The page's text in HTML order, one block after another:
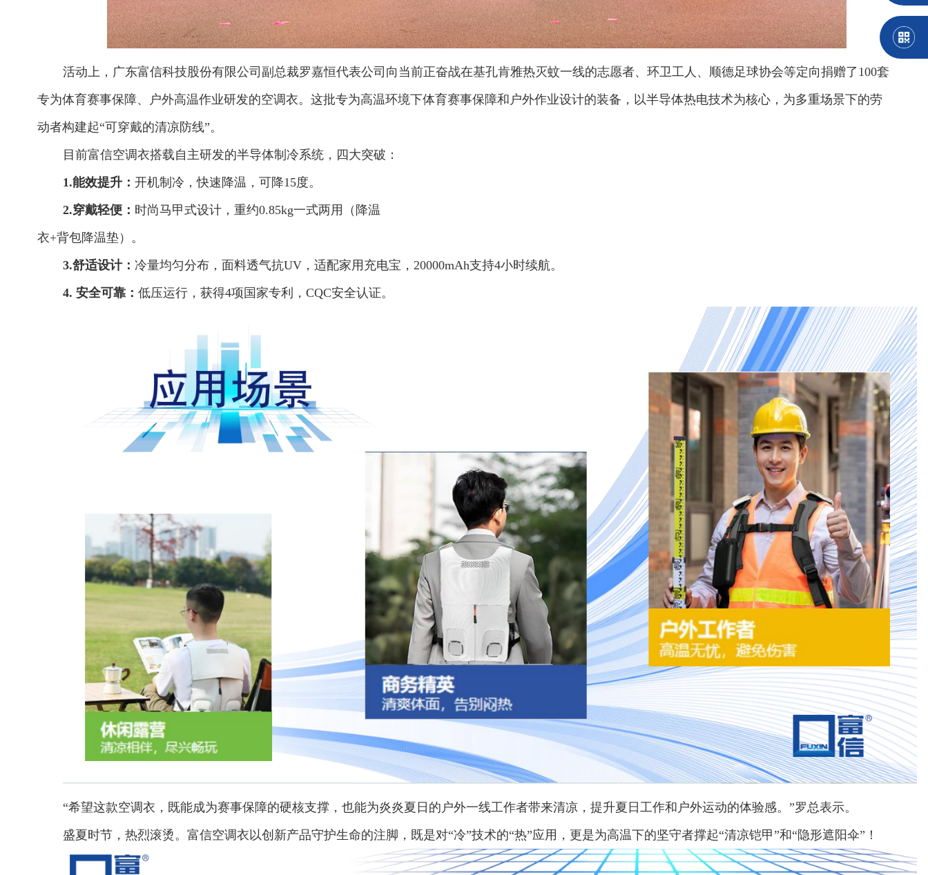
活动上，广东富信科技股份有限公司副总裁罗嘉恒代表公司向当前正奋战在基孔肯雅热灭蚊一线的志愿者、环卫工人、顺德足球协会等定向捐赠了100套
专为体育赛事保障、户外高温作业研发的空调衣。这批专为高温环境下体育赛事保障和户外作业设计的装备，以半导体热电技术为核心，为多重场景下的劳
动者构建起“可穿戴的清凉防线”。
目前富信空调衣搭载自主研发的半导体制冷系统，四大突破：
1.能效提升：开机制冷，快速降温，可降15度。
2.穿戴轻便： 时尚马甲式设计，重约0.85kg一式两用（降温
衣+背包降温垫）。
3.舒适设计：冷量均匀分布，面料透气抗UV，适配家用充电宝，20000mAh支持4小时续航。
4. 安全可靠：低压运行，获得4项国家专利，CQC安全认证。
“希望这款空调衣，既能成为赛事保障的硬核支撑，也能为炎炎夏日的户外一线工作者带来清凉，提升夏日工作和户外运动的体验感。”罗总表示。
盛夏时节，热烈滚烫。富信空调衣以创新产品守护生命的注脚，既是对“冷”技术的“热”应用，更是为高温下的坚守者撑起“清凉铠甲”和“隐形遮阳伞”！